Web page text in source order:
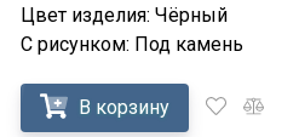
Цвет изделия: Чёрный
С рисунком: Под камень
В корзину